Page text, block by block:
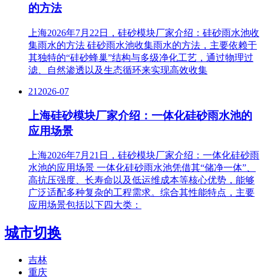
的方法
上海2026年7月22日，硅砂模块厂家介绍：硅砂雨水池收
集雨水的方法 硅砂雨水池收集雨水的方法，主要依赖于
其独特的“硅砂蜂巢”结构与多级净化工艺，通过物理过
滤、自然渗透以及生态循环来实现高效收集
21 2026-07
上海硅砂模块厂家介绍：一体化硅砂雨水池的
应用场景
上海2026年7月21日，硅砂模块厂家介绍：一体化硅砂雨
水池的应用场景 一体化硅砂雨水池凭借其“储净一体”、
高抗压强度、长寿命以及低运维成本等核心优势，能够
广泛适配多种复杂的工程需求。综合其性能特点，主要
应用场景包括以下四大类：
城市切换
吉林
重庆